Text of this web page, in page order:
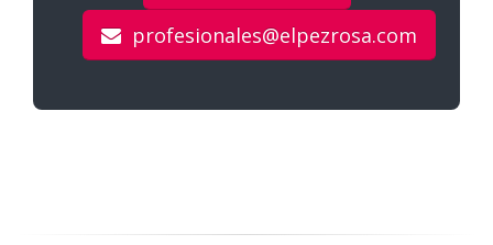
profesionales@elpezrosa.com